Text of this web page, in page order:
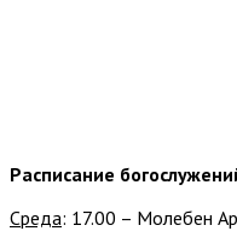
Расписание
Среда: 17.00 – Молебен